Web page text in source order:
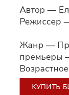
КУПИТЬ
Автор —
Режиссер
Жанр —
премьеры